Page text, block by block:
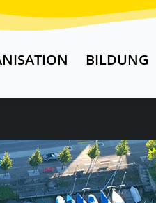
BILDUNG